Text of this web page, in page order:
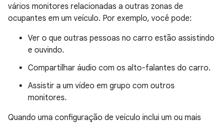
vários monitores relacionadas a outras zonas de
ocupantes em um veículo. Por exemplo, você pode:
Ver o que outras pessoas no carro estão assistindo
e ouvindo.
Compartilhar áudio com os alto-falantes do carro.
Assistir a um vídeo em grupo com outros
monitores.
Quando uma configuração de veículo inclui um ou mais